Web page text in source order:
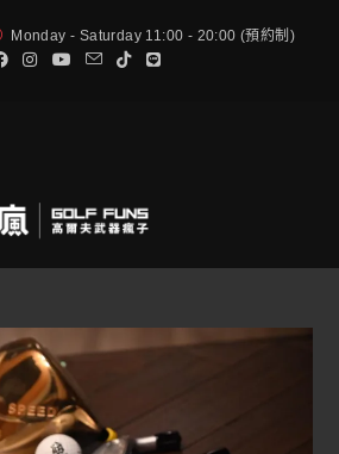
Monday - Saturday 11:00 - 20:00 (預約制)